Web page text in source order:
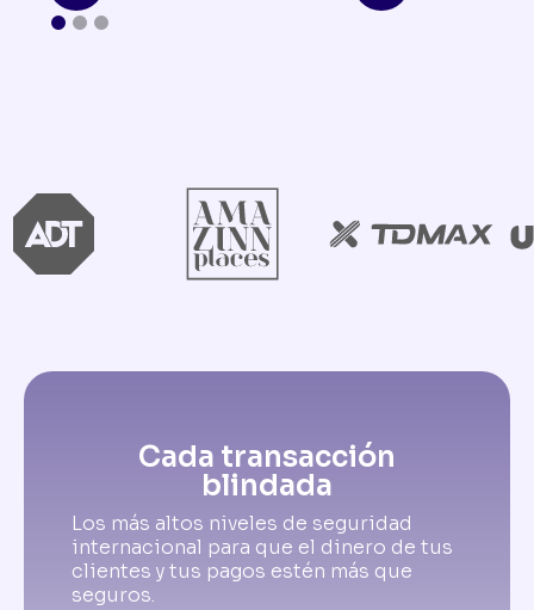
Cada transacción
blindada
Los más altos niveles de seguridad
internacional para que el dinero de tus
clientes y tus pagos estén más que
seguros.